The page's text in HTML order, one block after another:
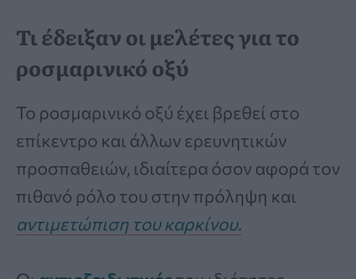
Τι έδειξαν οι μελέτες για το
ροσμαρινικό οξύ
Το ροσμαρινικό οξύ έχει βρεθεί στο
επίκεντρο και άλλων ερευνητικών
προσπαθειών, ιδιαίτερα όσον αφορά τον
πιθανό ρόλο του στην πρόληψη και
αντιμετώπιση του καρκίνου.